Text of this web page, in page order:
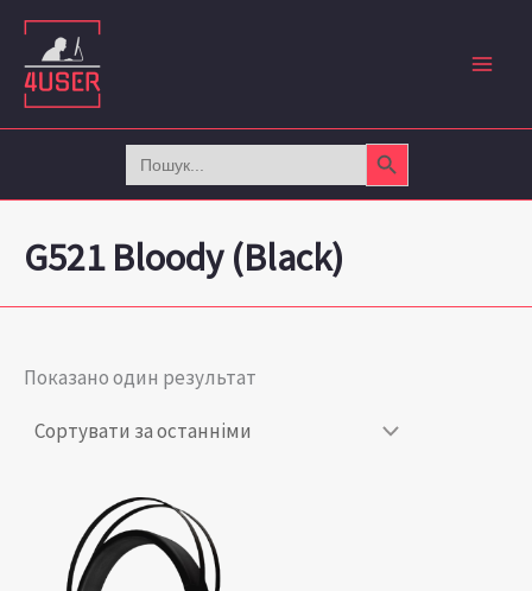
Перейти
вмісту
Search
for:
Search Button
G521 Bloody (Black)
Показано один результат